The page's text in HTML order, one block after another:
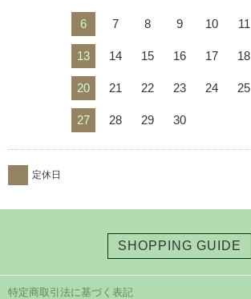
6 7 8 9 10 11
13 14 15 16 17 18
20 21 22 23 24 25
27 28 29 30
定休日
SHOPPING GUIDE
特定商取引法に基づく表記